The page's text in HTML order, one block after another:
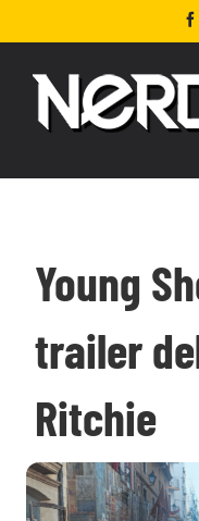
al
Young
trailer
Ritchie